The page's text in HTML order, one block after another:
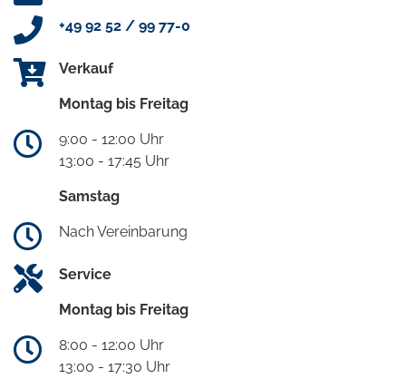
+49 92 52 / 99 77-0
Verkauf
Montag bis Freitag
9:00 - 12:00 Uhr
13:00 - 17:45 Uhr
Samstag
Nach Vereinbarung
Service
Montag bis Freitag
8:00 - 12:00 Uhr
13:00 - 17:30 Uhr